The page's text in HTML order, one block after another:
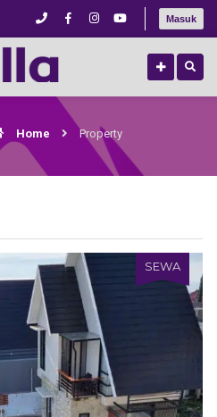
Masuk
Home Property
SEWA